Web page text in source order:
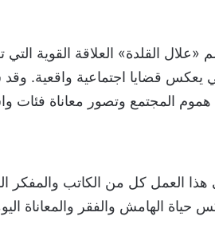
القلدة» العلاقة القوية
قضايا اجتماعية واقعية. وقد
هموم المجتمع وتصور معاناة فئات
العمل كل من الكاتب والمفكر
حياة الهامش والفقر والمعاناة